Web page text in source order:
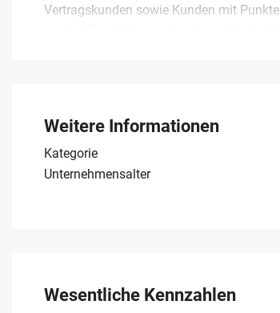
Vertragskunden sowie Kunden mit
Weitere Informationen
Kategorie
Unternehmensalter
Wesentliche Kennzahlen